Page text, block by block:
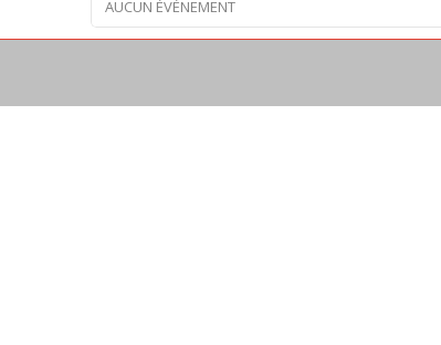
AUCUN ÉVÉNEMENT